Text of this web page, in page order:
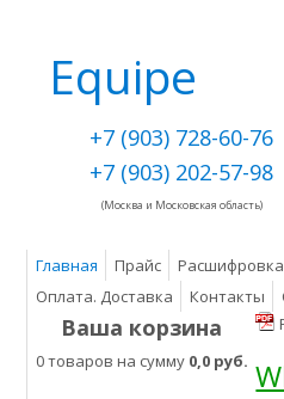
Equipe
+7 (903) 728-60-76
+7 (903) 202-57-98
(Москва и Московская область)
Главная Прайс
Оплата. Доставка
Контакты
Ваша корзина
0 товаров на сумму 0,0 руб.